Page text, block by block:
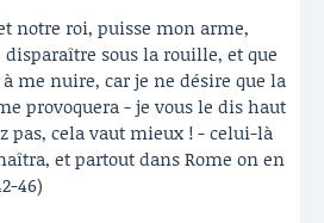
notre roi, puisse mon arme,
sous la rouille, et que
me nuire, car je ne désire que la
provoquera - je vous le dis haut
pas, cela vaut mieux ! - celui-là
et partout dans Rome on en
46)